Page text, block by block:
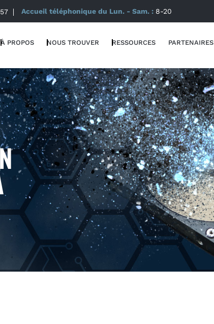
Accueil téléphonique du Lun. - Sam. : 8-20
À PROPOS NOUS TROUVER RESSOURCES PARTENAIRES